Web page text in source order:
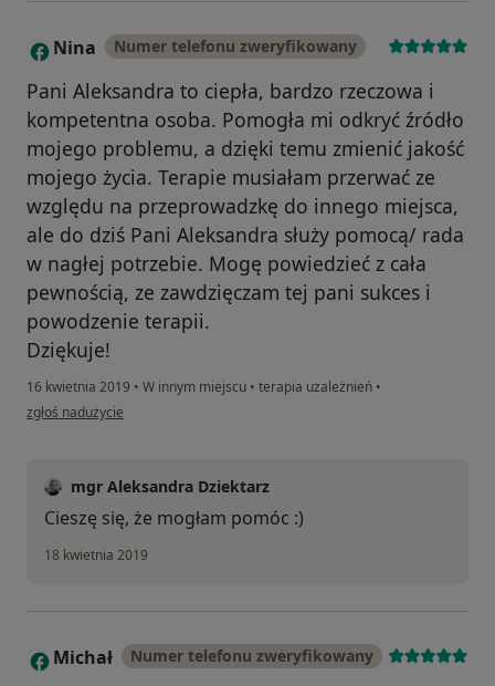
N Nina Numer telefonu zweryfikowany
Pani Aleksandra to ciepła, bardzo rzeczowa i
kompetentna osoba. Pomogła mi odkryć źródło
mojego problemu, a dzięki temu zmienić jakość
mojego życia. Terapie musiałam przerwać ze
względu na przeprowadzkę do innego miejsca,
ale do dziś Pani Aleksandra służy pomocą/ rada
w nagłej potrzebie. Mogę powiedzieć z cała
pewnością, ze zawdzięczam tej pani sukces i
powodzenie terapii.
Dziękuje!
16 kwietnia 2019 • W innym miejscu • terapia uzależnień •
w opinii użytkownika Nina
zgłoś nadużycie
mgr Aleksandra Dziektarz
Cieszę się, że mogłam pomóc :)
18 kwietnia 2019
M Michał Numer telefonu zweryfikowany